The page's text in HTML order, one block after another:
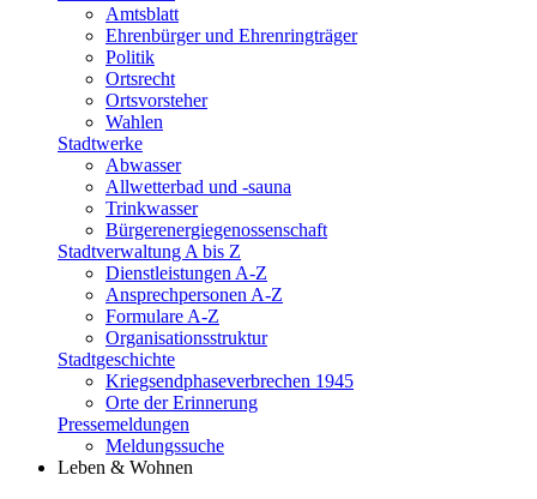
Amtsblatt
Ehrenbürger und Ehrenringträger
Politik
Ortsrecht
Ortsvorsteher
Wahlen
Stadtwerke
Abwasser
Allwetterbad und -sauna
Trinkwasser
Bürgerenergiegenossenschaft
Stadtverwaltung A bis Z
Dienstleistungen A-Z
Ansprechpersonen A-Z
Formulare A-Z
Organisationsstruktur
Stadtgeschichte
Kriegsendphaseverbrechen 1945
Orte der Erinnerung
Pressemeldungen
Meldungssuche
Leben & Wohnen